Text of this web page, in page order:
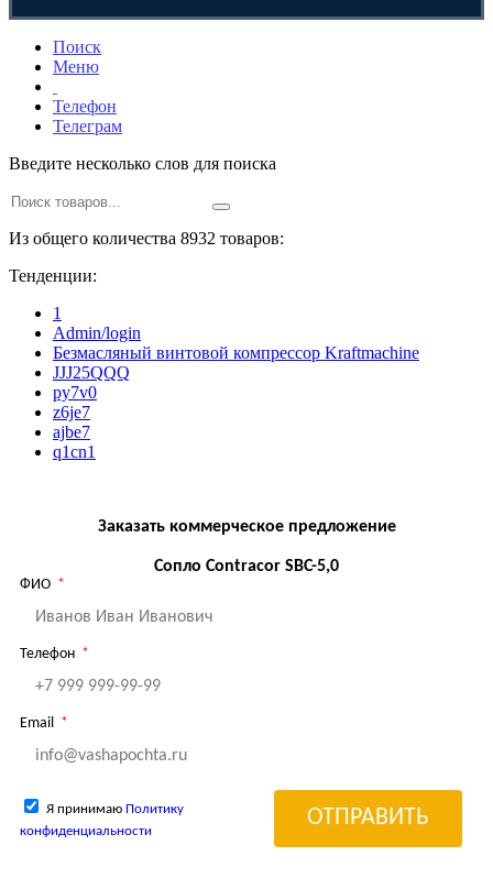
Поиск
Меню
Телефон
Телеграм
Введите несколько слов для поиска
Из общего количества 8932 товаров:
Тенденции:
1
Admin/login
Безмасляный винтовой компрессор Kraftmaсhine
JJJ25QQQ
py7v0
z6je7
ajbe7
q1cn1
Заказать коммерческое предложение
Сопло Contracor SBC-5,0
ФИО
Телефон
Email
Я принимаю Политику
конфиденциальности
ОТПРАВИТЬ